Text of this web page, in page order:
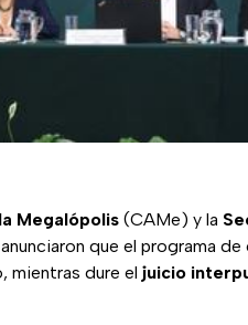
Megalópolis (CAMe) y la
que el programa
mientras dure el juicio